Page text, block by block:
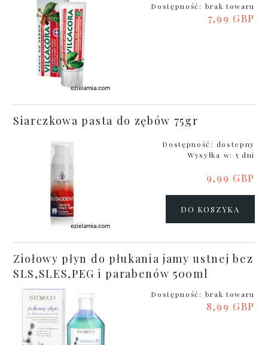
Dostępność: brak towaru
7,99 GBP
Siarczkowa pasta do zębów 75gr
Dostępność: dostepny
Wysyłka w: 5 dni
9,99 GBP
DO KOSZYKA
Ziołowy płyn do płukania jamy ustnej bez
SLS,SLES,PEG i parabenów 500ml
Dostępność: brak towaru
8,99 GBP